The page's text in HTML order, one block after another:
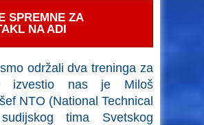
SPREMNE ZA
NA ADI
održali dva treninga za
izvestio nas je Miloš
NTO (National Technical
tima Svetskog